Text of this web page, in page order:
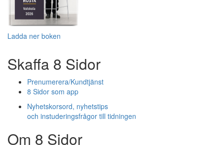
Ladda ner boken
Skaffa 8 Sidor
Prenumerera/Kundtjänst
8 Sidor som app
Nyhetskorsord, nyhetstips
och instuderingsfrågor till tidningen
Om 8 Sidor